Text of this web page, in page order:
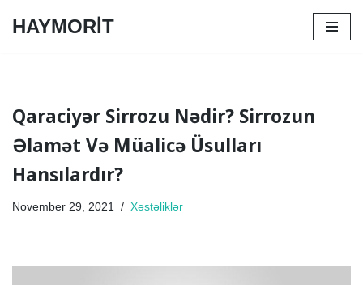
HAYMORİT
Qaraciyər Sirrozu Nədir? Sirrozun
Əlamət Və Müalicə Üsulları
Hansılardır?
November 29, 2021 Xəstəliklər